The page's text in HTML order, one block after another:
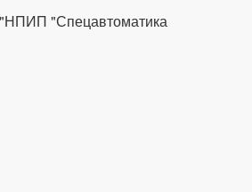
"Спецавтоматика